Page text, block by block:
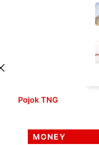
Pojok TNG
MONEY